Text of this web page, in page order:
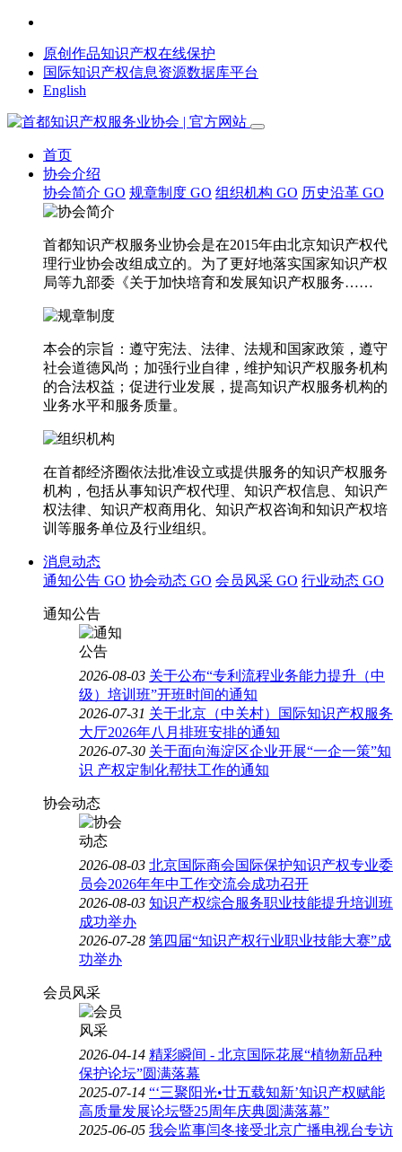
原创作品知识产权在线保护
国际知识产权信息资源数据库平台
English
首页
协会介绍
协会简介 GO 规章制度 GO 组织机构 GO 历史沿革 GO
首都知识产权服务业协会是在2015年由北京知识产权代
理行业协会改组成立的。为了更好地落实国家知识产权
局等九部委《关于加快培育和发展知识产权服务……
本会的宗旨：遵守宪法、法律、法规和国家政策，遵守
社会道德风尚；加强行业自律，维护知识产权服务机构
的合法权益；促进行业发展，提高知识产权服务机构的
业务水平和服务质量。
在首都经济圈依法批准设立或提供服务的知识产权服务
机构，包括从事知识产权代理、知识产权信息、知识产
权法律、知识产权商用化、知识产权咨询和知识产权培
训等服务单位及行业组织。
消息动态
通知公告 GO 协会动态 GO 会员风采 GO 行业动态 GO
通知公告
2026-08-03 关于公布“专利流程业务能力提升（中
级）培训班”开班时间的通知
2026-07-31 关于北京（中关村）国际知识产权服务
大厅2026年八月排班安排的通知
2026-07-30 关于面向海淀区企业开展“一企一策”知
识 产权定制化帮扶工作的通知
协会动态
2026-08-03 北京国际商会国际保护知识产权专业委
员会2026年年中工作交流会成功召开
2026-08-03 知识产权综合服务职业技能提升培训班
成功举办
2026-07-28 第四届“知识产权行业职业技能大赛”成
功举办
会员风采
2026-04-14 精彩瞬间 - 北京国际花展“植物新品种
保护论坛”圆满落幕
2025-07-14 “‘三聚阳光•廿五载知新’知识产权赋能
高质量发展论坛暨25周年庆典圆满落幕”
2025-06-05 我会监事闫冬接受北京广播电视台专访